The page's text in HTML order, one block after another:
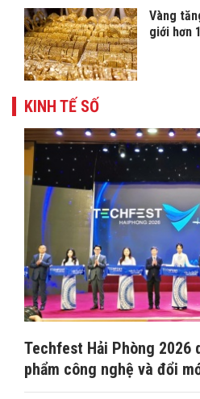
Vàng
giới hơn
KINH TẾ SỐ
Techfest Hải Phòng 2026
phẩm công nghệ và đổi